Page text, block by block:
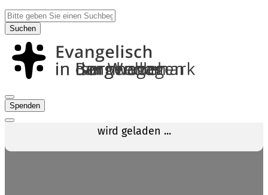
Suchen
Spenden